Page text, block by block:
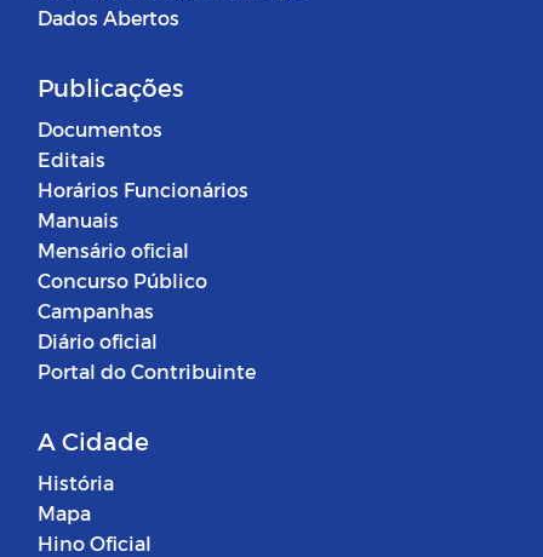
Dados Abertos
Publicações
Documentos
Editais
Horários Funcionários
Manuais
Mensário oficial
Concurso Público
Campanhas
Diário oficial
Portal do Contribuinte
A Cidade
História
Mapa
Hino Oficial